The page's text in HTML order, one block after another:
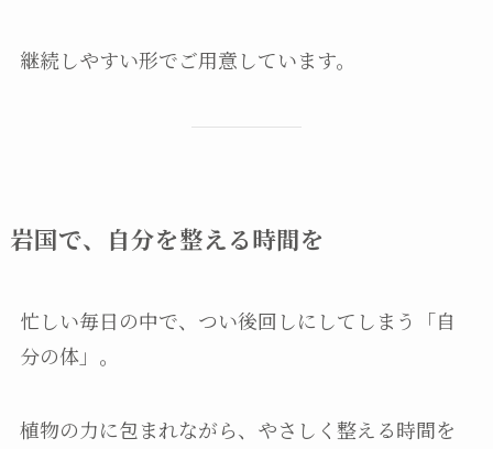
継続しやすい形でご用意しています。
岩国で、自分を整える時間を
忙しい毎日の中で、つい後回しにしてしまう「自
分の体」。
植物の力に包まれながら、やさしく整える時間を